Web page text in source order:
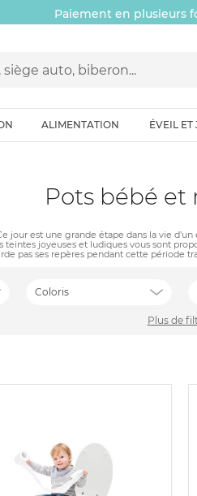
Paiement en plusieurs
ALIMENTATION ÉVEIL ET
Pots bébé
jour est une grande étape dans la vie
joyeuses et ludiques vous sont
pas ses repères pendant cette période
Coloris
Plus de